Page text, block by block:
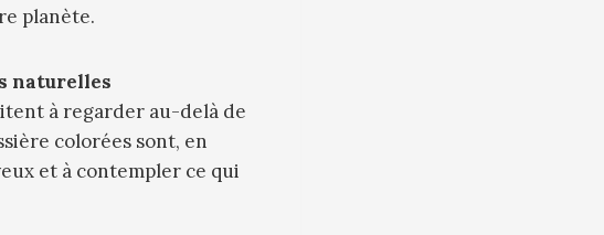
planète.
naturelles
à regarder au-delà de
colorées sont, en
et à contempler ce qui